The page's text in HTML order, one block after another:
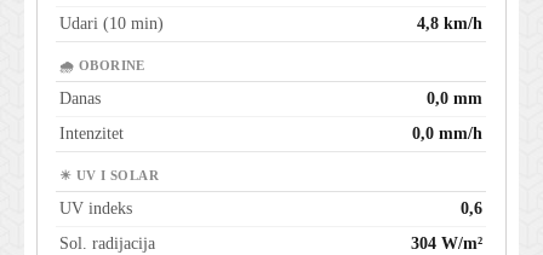
Udari (10 min)
4,8 km/h
🌧 OBORINE
Danas
0,0 mm
Intenzitet
0,0 mm/h
☀ UV I SOLAR
UV indeks
0,6
Sol. radijacija
304 W/m²